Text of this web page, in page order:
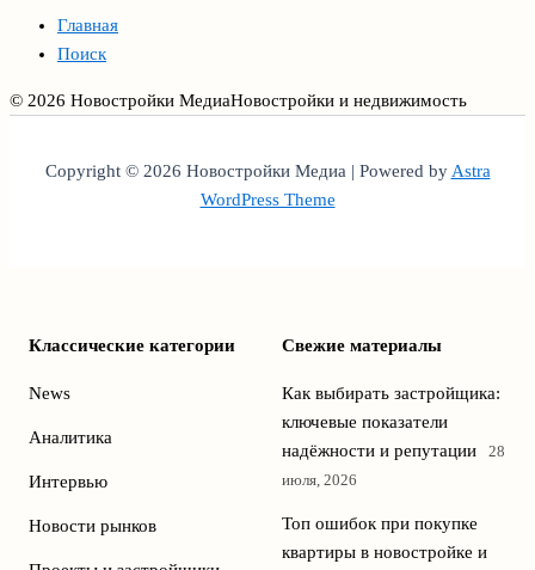
Главная
Поиск
© 2026 Новостройки МедиаНовостройки и недвижимость
Copyright © 2026 Новостройки Медиа | Powered byAstra
WordPress Theme
Классические категории
News
Аналитика
Интервью
Новости рынков
Свежие материалы
Как выбирать застройщика:
ключевые показатели
надёжности и репутации
28
июля, 2026
Топ ошибок при покупке
квартиры в новостройке и